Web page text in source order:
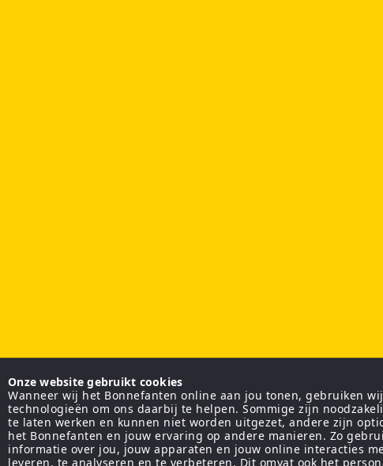
Onze website gebruikt cookies
Wanneer wij het Bonnefanten online aan jou tonen, gebruiken
technologieën om ons daarbij te helpen. Sommige zijn
te laten werken en kunnen niet worden uitgezet, andere zijn
het Bonnefanten en jouw ervaring op andere manieren. Zo
informatie over jou, jouw apparaten en jouw online interacties
leveren, te analyseren en te verbeteren. Dit omvat ook het